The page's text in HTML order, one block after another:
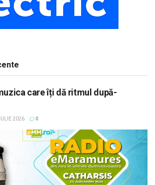
care îți dă ritmul după-
2026 0